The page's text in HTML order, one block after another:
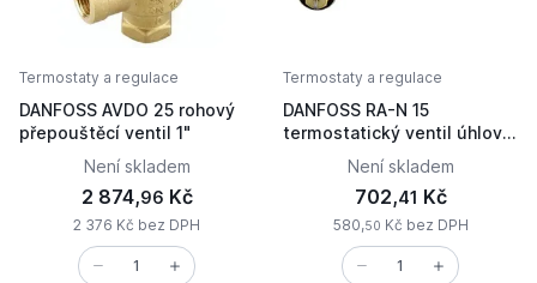
Termostaty a regulace
DANFOSS AVDO 25 rohový
přepouštěcí ventil 1"
Není skladem
2 874,96 Kč
2 376 Kč bez DPH
Termostaty a regulace
DANFOSS RA-N 15
termostatický ventil úhlový
pravý 1/2"
Není skladem
702,41 Kč
580,50 Kč bez DPH